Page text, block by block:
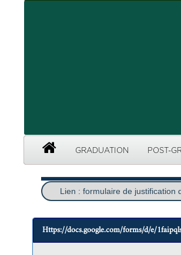
GRADUATION POST-
Lien : formulaire de justification
Https://docs.google.com/forms/d/e/